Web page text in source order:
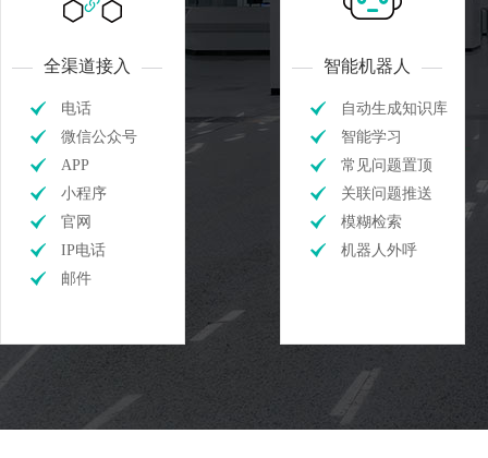
全渠道接入
电话
微信公众号
APP
小程序
官网
IP电话
邮件
智能机器人
自动生成知识库
智能学习
常见问题置顶
关联问题推送
模糊检索
机器人外呼